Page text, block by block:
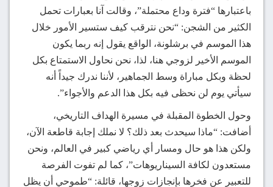
باعتبارها “فترة وداع محتملة”، وقالت آنا بعبارات تحمل
الكثير من الشجن: “نحن نترقب كيف ستسير الأمور خلال
هذا الموسم في برشلونة، الواقع يقول إنه ربما يكون
الموسم الأخير لزوجي هنا، لذا، نحن نحاول الاستمتاع بكل
لحظة وبكل مباراة وسط الجماهير، لأننا ندرك جيداً أنه
سيأتي يوم لن نحظى فيه بكل هذا الدعم والأجواء”.
وحول الخطوة المقبلة في مسيرة الهداف التاريخي،
أضافت: “ماذا سيحدث بعد ذلك؟ لا نملك إجابة قاطعة الآن،
ولكن هذا هو حال ومسار أي رياضي كبير في العالم، ونحن
مستعدون لكافة السيناريوهات”، كما لم تفوت الفرصة
للتعبير عن فخرها بإنجازات زوجها، قائلة: “طموحي أن يظل